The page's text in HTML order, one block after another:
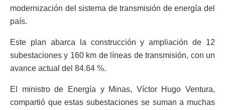
modernización del sistema de transmisión de energía del
país.
Este plan abarca la construcción y ampliación de 12
subestaciones y 160 km de líneas de transmisión, con un
avance actual del 84.64 %.
El ministro de Energía y Minas, Víctor Hugo Ventura,
compartió que estas subestaciones se suman a muchas